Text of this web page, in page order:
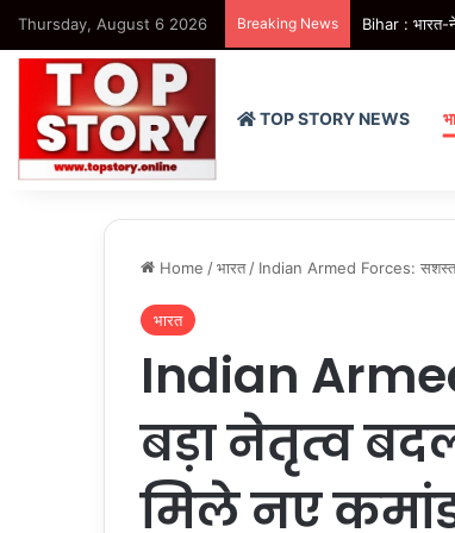
Thursday, August 6 2026 Breaking News Bihar : भारत-
TOP STORY NEWS
Home /भारत / Indian Armed Forces: सशस्त्र
भारत
Indian
बड़ा नेतृत्व
मिले नए